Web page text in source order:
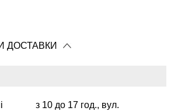
ДОСТАВКИ
з 10 до 17 год., вул.